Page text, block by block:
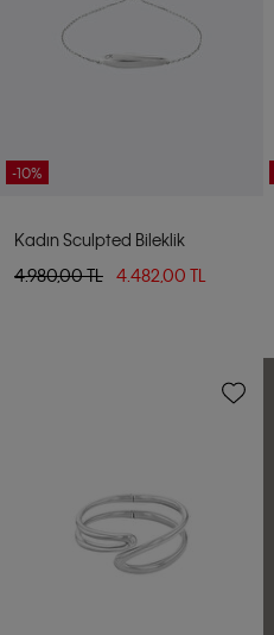
-10%
Kadın Sculpted Bileklik
4.980,00 TL
4.482,00 TL